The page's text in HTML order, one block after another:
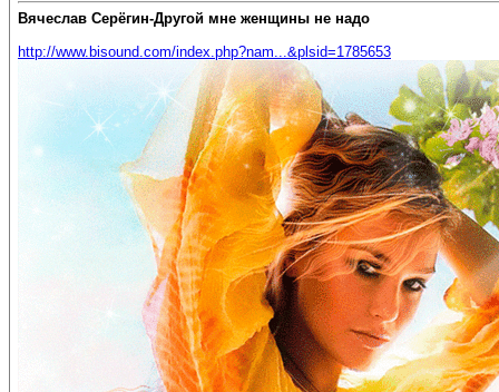
Вячеслав Серёгин-Другой мне женщины не надо
http://www.bisound.com/index.php?nam...&plsid=1785653